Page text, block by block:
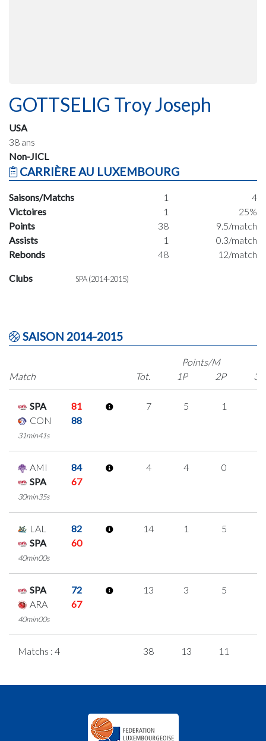
GOTTSELIG Troy Joseph
USA
38 ans
Non-JICL
CARRIÈRE AU LUXEMBOURG
Saisons/Matchs 1
4
Victoires
1
25%
Points
38
9.5/match
Assists
1
0.3/match
Rebonds
48 12/match
Clubs SPA (2014-2015)
SAISON 2014-2015
Match
Points/M
Tot.
1P 2P 3P
SPA
81
CON
88
31min41s
7 5 1
AMI
84
SPA
67
30min35s
4 4 0
LAL
82
SPA
60
40min00s
14 1 5
SPA
72
ARA
67
40min00s
13 3 5
Matchs : 4 38 13 11